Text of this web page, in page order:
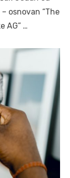
osnovan “The
AG” …